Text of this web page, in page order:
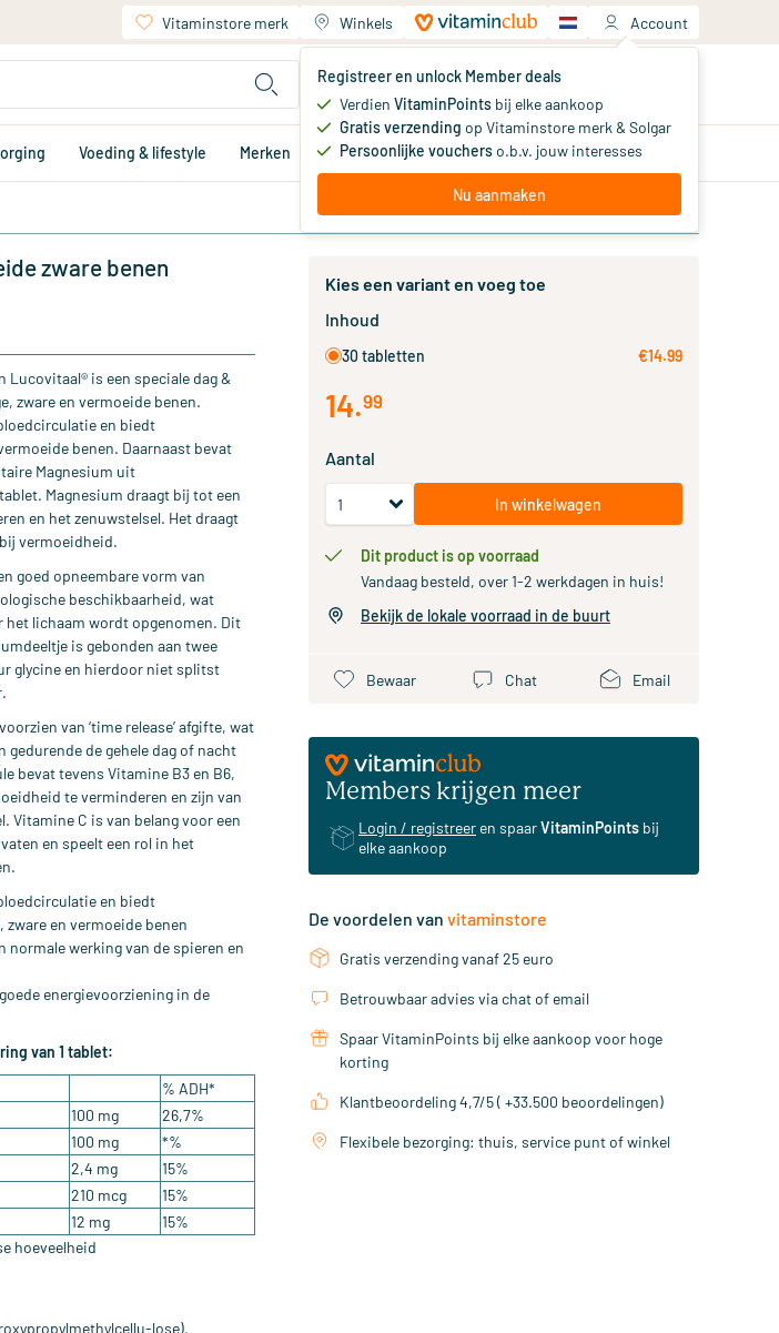
Vitaminstore merk Winkels Account
Registreer en unlock Member deals
Verdien VitaminPoints bij elke aankoop
Gratis verzending op Vitaminstore merk & Solgar
Persoonlijke voucherso.b.v. jouw interesses
Nu aanmaken
Jouw winkelwagen
Je hebt nog geen producten
Voeding & lifestyle Merken Aanbiedingen Memberdeals
zware benen
Lucovitaal® is een speciale dag &
zware en vermoeide benen.
en biedt
benen. Daarnaast bevat
Magnesium uit
Magnesium draagt bij tot een
en het zenuwstelsel. Het draagt
vermoeidheid.
goed opneembare vorm van
beschikbaarheid, wat
het lichaam wordt opgenomen. Dit
is gebonden aan twee
glycine en hierdoor niet splitst
van ‘time release’ afgifte, wat
de gehele dag of nacht
bevat tevens Vitamine B3 en B6,
te verminderen en zijn van
Vitamine C is van belang voor een
en speelt een rol in het
en biedt
en vermoeide benen
normale werking van de spieren en
energievoorziening in de
van 1 tablet:
% ADH*
100 mg
26,7%
100 mg
*%
2,4 mg
15%
210 mcg
15%
12 mg
15%
hoeveelheid
lose),
Kies een variant en voeg toe
Inhoud
30 tabletten €14.99
14.99
Aantal
In winkelwagen
Dit product is op voorraad
Vandaag besteld, over 1-2 werkdagen in huis!
Bekijk de lokale voorraad in de buurt
Bewaar Chat Email
Members krijgen meer
Login / registreer en spaarVitaminPoints bij
elke aankoop
De voordelen van vitaminstore
Gratis verzending vanaf 25 euro
Betrouwbaar advies via chat of email
Spaar VitaminPoints bij elke aankoop voor hoge
korting
Klantbeoordeling 4,7/5 ( +33.500 beoordelingen)
Flexibele bezorging: thuis, service punt of winkel